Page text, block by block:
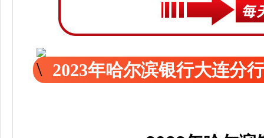
2023年哈尔滨银行大连分